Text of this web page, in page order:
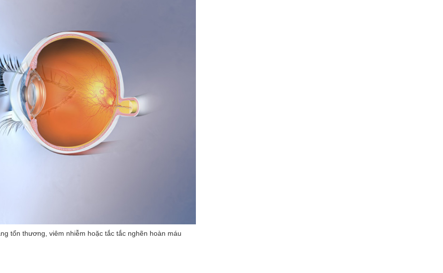
tổn thương, viêm nhiễm hoặc tắc tắc nghẽn hoàn máu